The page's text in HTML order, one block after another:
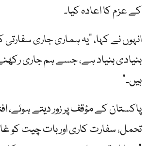
کے عزم کا اعادہ کیا۔
انہوں نے کہا، "یہ ہماری جاری
بنیادی بنیاد ہے، جسے ہم جاری
ہیں۔”
پاکستان کے مؤقف پر زور دیتے ہوئے،
تحمل، سفارت کاری اور بات چیت کو